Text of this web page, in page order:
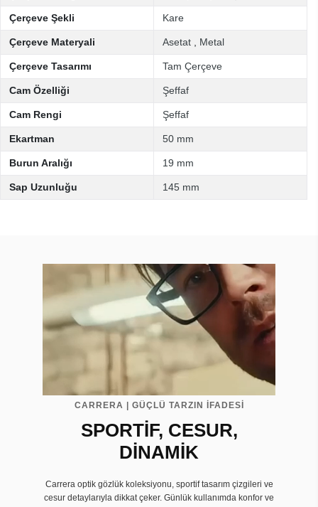
Çerçeve Şekli Kare
Çerçeve Materyali Asetat Metal
Çerçeve Tasarımı Tam Çerçeve
Cam Özelliği Şeffaf
Cam Rengi Şeffaf
Ekartman 50 mm
Burun Aralığı 19 mm
Sap Uzunluğu 145 mm
CARRERA | GÜÇLÜ TARZIN İFADESİ
SPORTİF, CESUR,
DİNAMİK
Carrera optik gözlük koleksiyonu, sportif tasarım çizgileri ve
cesur detaylarıyla dikkat çeker. Günlük kullanımda konfor ve